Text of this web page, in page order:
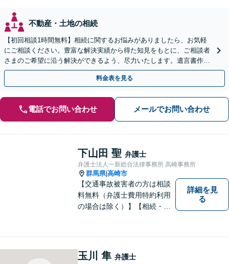
不動産・土地の相続
【初回相談1時間無料】相続に関するお悩みがありましたら、お気軽
にご相談ください。豊富な解決実績から得た知見をもとに、ご相談者
さまのご希望に沿う解決ができるよう、尽力いたします。遺言書作
成、相続放棄などにも対応いたします。【夜間・休日対応可】
料金表を見る
電話でお問い合わせ メールでお問い合わせ
下山田 聖 弁護士
弁護士法人一新総合法律事務所 高崎事務所
群馬県|高崎市
【交通事故被害者の方は相談
料無料（弁護士費用特約利用
の場合は除く）】【相続・債
以上の弁護士が所属／チーム
で連携し、問題解決に向けて
取り組みます。おひとりで悩
詳細を見
る
玉川 隼 弁護士